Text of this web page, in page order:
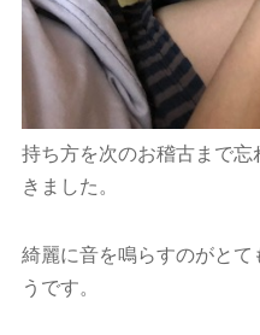
持ち方を次のお稽古まで
きました。
綺麗に音を鳴らすのがとて
うです。